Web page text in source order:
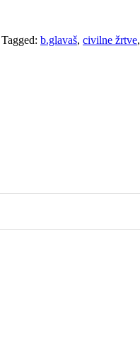
Tagged: b.glavaš, civilne žrtve,